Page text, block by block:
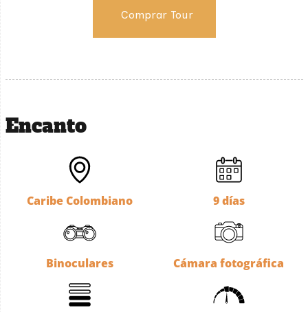
Comprar Tour
Encanto
Caribe Colombiano 9 días
Binoculares Cámara fotográfica